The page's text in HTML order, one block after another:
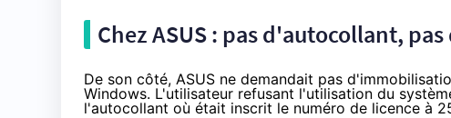
Chez ASUS : pas d'autocollant,
De son côté, ASUS ne demandait pas
Windows. L'utilisateur refusant l'utilisation du
l'autocollant où était inscrit le numéro de licence à